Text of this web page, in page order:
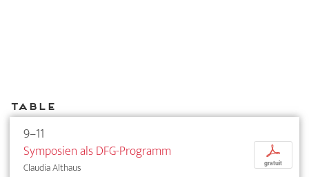
Table
9–11
Symposien als DFG-Programm
Claudia Althaus
p
gratuit